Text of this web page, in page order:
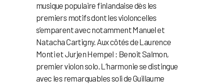
musique populaire finlandaise dès les
premiers motifs dont les violoncelles
s’emparent avec notamment Manuel et
Natacha Cartigny. Aux côtés de Laurence
Monti et Jurjen Hempel : Benoit Salmon,
premier violon solo. L’harmonie se distingue
avec les remarquables soli de Guillaume